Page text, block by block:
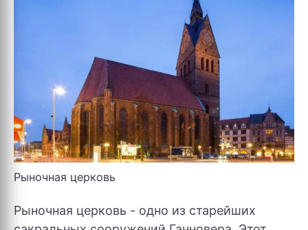
Рыночная церковь
Рыночная церковь - одно из старейших